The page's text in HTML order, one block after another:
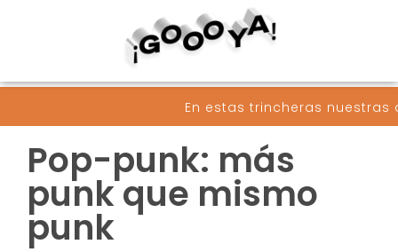
En estas trincheras nuestras armas son
Pop-punk: más
punk que mismo
punk